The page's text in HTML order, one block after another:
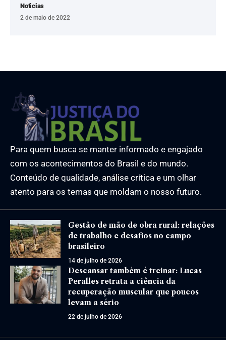
Noticias
2 de maio de 2022
Para quem busca se manter informado e engajado
com os acontecimentos do Brasil e do mundo.
Conteúdo de qualidade, análise crítica e um olhar
atento para os temas que moldam o nosso futuro.
Gestão de mão de obra rural: relações
de trabalho e desafios no campo
brasileiro
14 de julho de 2026
Descansar também é treinar: Lucas
Peralles retrata a ciência da
recuperação muscular que poucos
levam a sério
22 de julho de 2026